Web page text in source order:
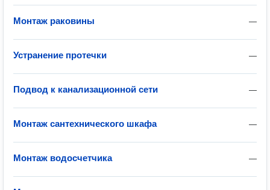
—
Монтаж раковины
—
Устранение протечки
—
Подвод к канализационной сети
—
Монтаж сантехнического шкафа
—
Монтаж водосчетчика